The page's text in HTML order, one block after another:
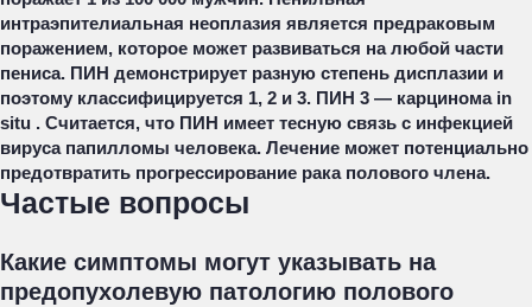
интраэпителиальная неоплазия является предраковым
поражением, которое может развиваться на любой части
пениса. ПИН демонстрирует разную степень дисплазии и
поэтому классифицируется 1, 2 и 3. ПИН 3 — карцинома in
situ . Считается, что ПИН имеет тесную связь с инфекцией
вируса папилломы человека. Лечение может потенциально
предотвратить прогрессирование рака полового члена.
Частые вопросы
Какие симптомы могут указывать на
предопухолевую патологию полового